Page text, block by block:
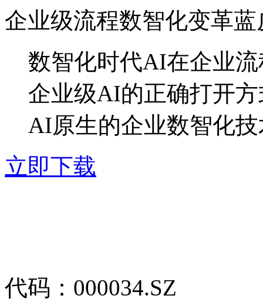
企业级流程数智化变革蓝
数智化时代AI在企业
企业级AI的正确打开
AI原生的企业数智化
立即下载
代码：000034.SZ